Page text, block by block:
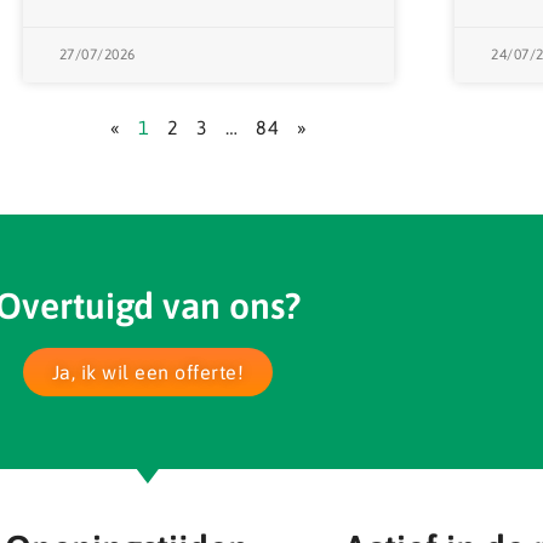
27/07/2026 24/07/
« 1 2 3 … 84 »
van ons?
Ja, ik wil een offerte!